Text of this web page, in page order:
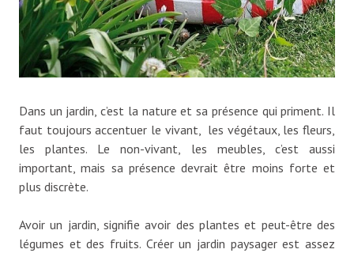
Dans un jardin, c’est la nature et sa présence qui priment. Il
faut toujours accentuer le vivant, les végétaux, les fleurs,
les plantes. Le non-vivant, les meubles, c’est aussi
important, mais sa présence devrait être moins forte et
plus discrète.
Avoir un jardin, signifie avoir des plantes et peut-être des
légumes et des fruits. Créer un jardin paysager est assez